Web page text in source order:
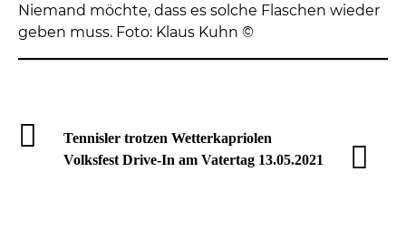
Niemand möchte, dass es solche Flaschen wieder
geben muss. Foto: Klaus Kuhn ©
Tennisler trotzen Wetterkapriolen
Volksfest Drive-In am Vatertag 13.05.2021